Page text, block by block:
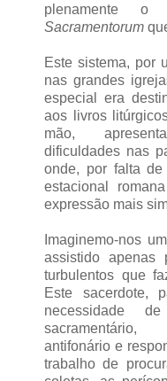
plenamente
Sacramentorum
Este sistema, por
nas grandes
especial era
aos livros
mão,
dificuldades nas
onde, por falta
estacional
expressão mais
Imaginemo-nos
assistido apenas
turbulentos que
Este sacerdote,
necessidade
sacramentário,
antifonário e
trabalho de